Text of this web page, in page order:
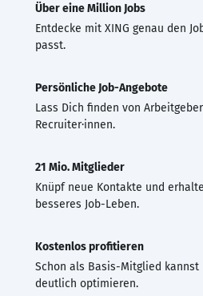
Über eine Million Jobs
Entdecke mit XING genau den
passt.
Persönliche Job-Angebote
Lass Dich finden von
Recruiter·innen.
21 Mio. Mitglieder
Knüpf neue Kontakte und
besseres Job-Leben.
Kostenlos profitieren
Schon als Basis-Mitglied kannst
deutlich optimieren.